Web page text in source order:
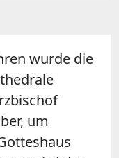
wurde die
um